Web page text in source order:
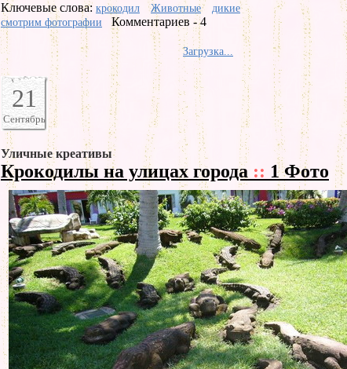
Ключевые слова: крокодил Животные
дикие
смотрим фотографии
Комментариев - 4
Загрузка...
21
Сентябрь
Уличные креативы
Крокодилы на улицах города :: 1 Фото